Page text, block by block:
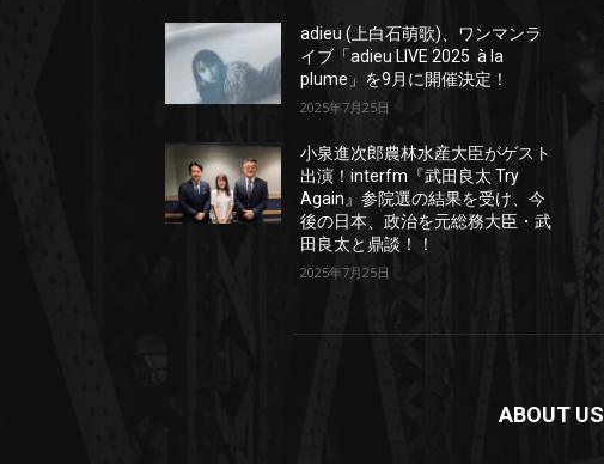
adieu (上白石萌歌)、ワンマンラ
イブ「adieu LIVE 2025 à la
plume」を9月に開催決定！
2025年7月25日
小泉進次郎農林水産大臣がゲスト
出演！interfm『武田良太 Try
Again』参院選の結果を受け、今
後の日本、政治を元総務大臣・武
田良太と鼎談！！
2025年7月25日
ABOUT US